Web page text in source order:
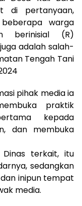
di pertanyaan,
warga
berinisial (R)
adalah salah-
Tengah Tani
pihak media ia
praktik
kepada
dan membuka
terkait, itu
sedangkan
inipun tempat
media.